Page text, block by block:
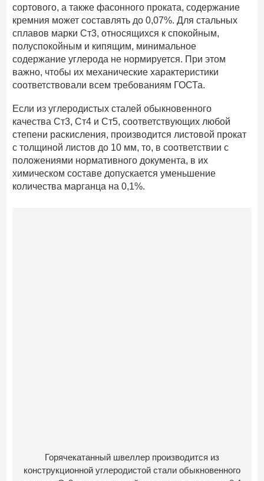
сортового, а также фасонного проката, содержание
кремния может составлять до 0,07%. Для стальных
сплавов марки Ст3, относящихся к спокойным,
полуспокойным и кипящим, минимальное
содержание углерода не нормируется. При этом
важно, чтобы их механические характеристики
соответствовали всем требованиям ГОСТа.
Если из углеродистых сталей обыкновенного
качества Ст3, Ст4 и Ст5, соответствующих любой
степени раскисления, производится листовой прокат
с толщиной листов до 10 мм, то, в соответствии с
положениями нормативного документа, в их
химическом составе допускается уменьшение
количества марганца на 0,1%.
Горячекатанный швеллер производится из
конструкционной углеродистой стали обыкновенного